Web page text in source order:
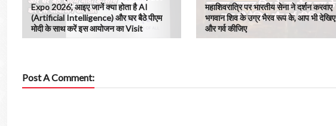
Expo 2026’, आइए जानें क्या होता है AI
(Artificial Intelligence) और घर बैठे पीएम
मोदी के साथ करें इस आयोजन का Visit
महाशिवरात्रि पर भारतीय सेना ने दर्शन करवाए
भगवान शिव के उग्र भैरव रूप के, आप भी देखिए
और गर्व कीजिए
Post A Comment: